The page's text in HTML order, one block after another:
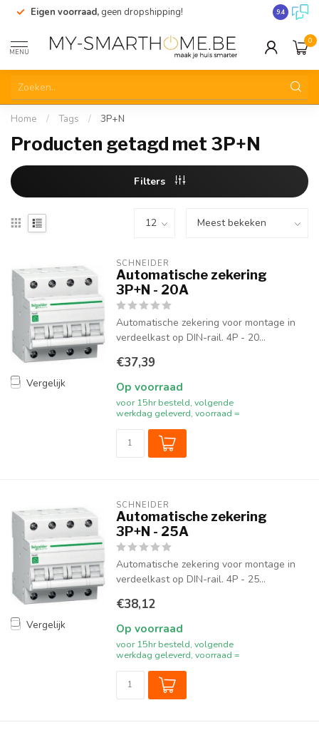
Eigen voorraad, geen dropshipping! 9.4
MENU
0
Home / Tags / 3P+N
Producten getagd met 3P+N
Filters
Vergelijk
SCHNEIDER
Automatische zekering
3P+N - 20A
Automatische zekering voor montage in
verdeelkast op DIN-rail. 4P - 20...
€37,39
Op voorraad
voor 15hr besteld, volgende
werkdag geleverd, voorraad =
Vergelijk
SCHNEIDER
Automatische zekering
3P+N - 25A
Automatische zekering voor montage in
verdeelkast op DIN-rail. 4P - 25...
€38,12
Op voorraad
voor 15hr besteld, volgende
werkdag geleverd, voorraad =